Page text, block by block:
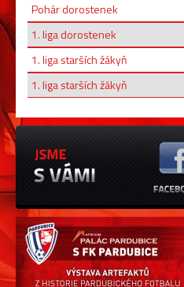
Pohár dorostenek
1. liga dorostenek
1. liga starších žákyň
1. liga starších žákyň